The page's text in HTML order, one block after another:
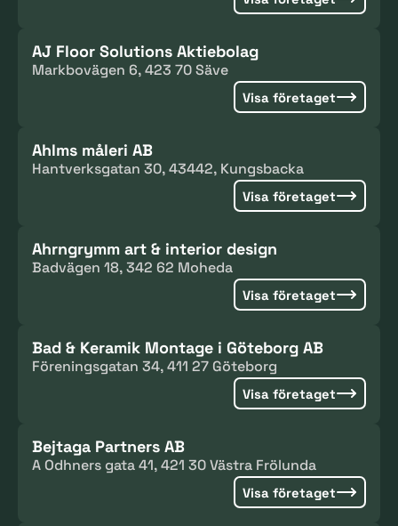
AJ Floor Solutions Aktiebolag
Markbovägen 6, 423 70 Säve
Visa företaget
Ahlms måleri AB
Hantverksgatan 30, 43442, Kungsbacka
Visa företaget
Ahrngrymm art & interior design
Badvägen 18, 342 62 Moheda
Visa företaget
Bad & Keramik Montage i Göteborg AB
Föreningsgatan 34, 411 27 Göteborg
Visa företaget
Bejtaga Partners AB
A Odhners gata 41, 421 30 Västra Frölunda
Visa företaget